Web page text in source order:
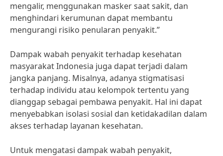
mengalir, menggunakan masker saat sakit, dan
menghindari kerumunan dapat membantu
mengurangi risiko penularan penyakit.”
Dampak wabah penyakit terhadap kesehatan
masyarakat Indonesia juga dapat terjadi dalam
jangka panjang. Misalnya, adanya stigmatisasi
terhadap individu atau kelompok tertentu yang
dianggap sebagai pembawa penyakit. Hal ini dapat
menyebabkan isolasi sosial dan ketidakadilan dalam
akses terhadap layanan kesehatan.
Untuk mengatasi dampak wabah penyakit,